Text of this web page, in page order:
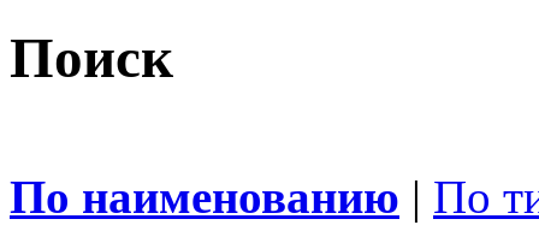
Поиск
По наименованию | По